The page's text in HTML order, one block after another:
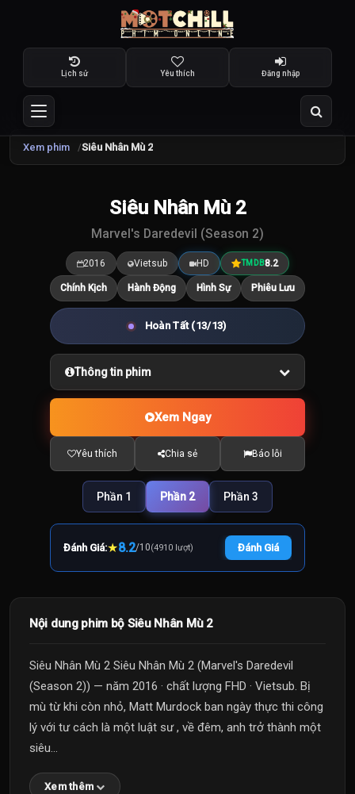
Lịch sử Yêu thích Đăng nhập
Xem phim Siêu Nhân Mù 2
Siêu Nhân Mù 2
Marvel's Daredevil (Season 2)
2016 Vietsub HD TMDB8.2
Chính Kịch Hành Động Hình Sự Phiêu Lưu
Hoàn Tất (13/13)
Thông tin phim
Xem Ngay
Yêu thích Chia sẻ Báo lỗi
Phần 1 Phần 2 Phần 3
Đánh Giá:★8.2/10(4910 lượt) Đánh Giá
Nội dung phim bộ Siêu Nhân Mù 2
Siêu Nhân Mù 2 Siêu Nhân Mù 2 (Marvel's Daredevil
(Season 2)) — năm 2016 · chất lượng FHD · Vietsub. Bị
mù từ khi còn nhỏ, Matt Murdock ban ngày thực thi công
lý với tư cách là một luật sư , về đêm, anh trở thành một
siêu...
Xem thêm